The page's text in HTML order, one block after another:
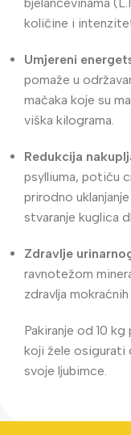
količine i
Umjereni
pomaže u
mačaka koje su
viška kilograma.
Redukcija
psylliuma, potiču
prirodno
stvaranje kuglica
Zdravlje
ravnotežom
zdravlja
Pakiranje od 10
koji žele osigurati
svoje ljubimce.